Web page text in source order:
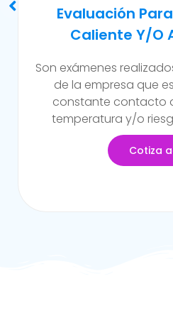
Examen Médico
Este examen se realiza
incorpora a la
sufrido alguna
del
Cotiza